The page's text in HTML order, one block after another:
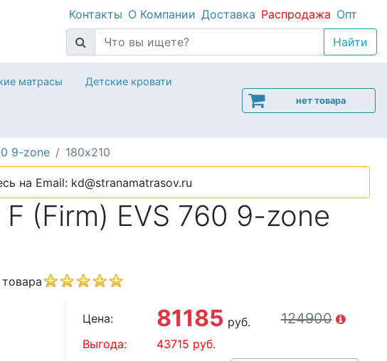
Контакты О Компании Доставка Распродажа Опт
матрасы Детские кровати
нет товара
9-zone 180х210
на Email: kd@stranamatrasov.ru
(Firm) EVS 760 9-zone
Цена: 81185 руб. 124900
Выгода: 43715 руб.